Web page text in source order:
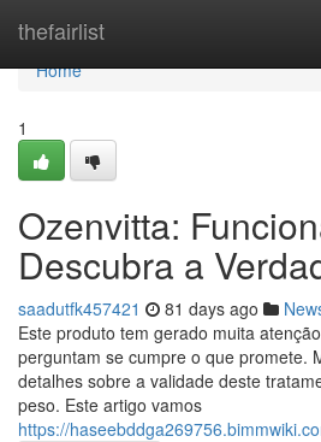
thefairlist
Home
Home
1
Ozenvitta:
Descubra a
saadutfk457421 81 days ago
Este produto tem gerado muita
perguntam se cumpre o que promete.
detalhes sobre a validade deste
peso. Este artigo vamos
https://